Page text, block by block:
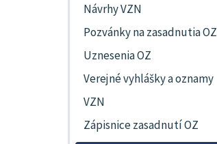
Návrhy VZN
Pozvánky na zasadnutia OZ
Uznesenia OZ
Verejné vyhlášky a oznamy
VZN
Zápisnice zasadnutí OZ